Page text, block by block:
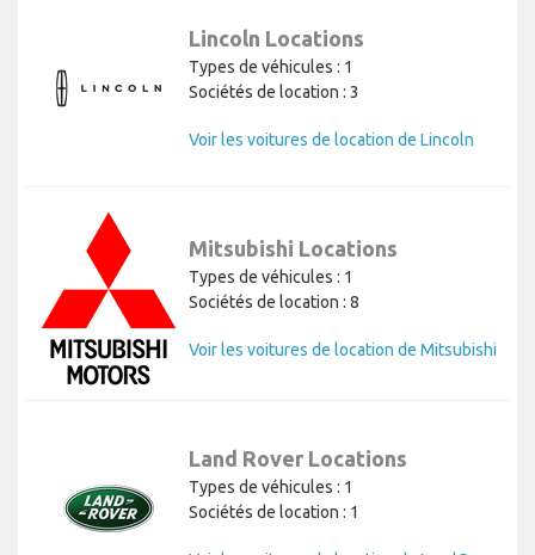
Lincoln Locations
Types de véhicules : 1
Sociétés de location : 3
Voir les voitures de location de Lincoln
Mitsubishi Locations
Types de véhicules : 1
Sociétés de location : 8
Voir les voitures de location de Mitsubishi
Land Rover Locations
Types de véhicules : 1
Sociétés de location : 1